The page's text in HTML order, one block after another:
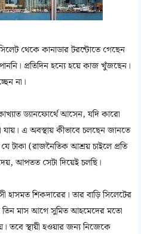
থেকে কানাডার টরন্টোতে গেছেন
প্রতিদিন হন্যে হয়ে কাজ খুঁজছেন।
না।
ড্যানফোর্থে আসেন, যদি কারো
এ অবস্থায় কীভাবে চলছেন জানতে
টাকা (রাজনৈতিক আশ্রয় চাইলে প্রতি
আপতত সেটা দিয়েই চলছি।
শিকদারের। তার বাড়ি সিলেটের
তিন মাস আগে সুমিত আহমেদের মতো
তবে স্থায়ী হওয়ার জন্য নিজেকে